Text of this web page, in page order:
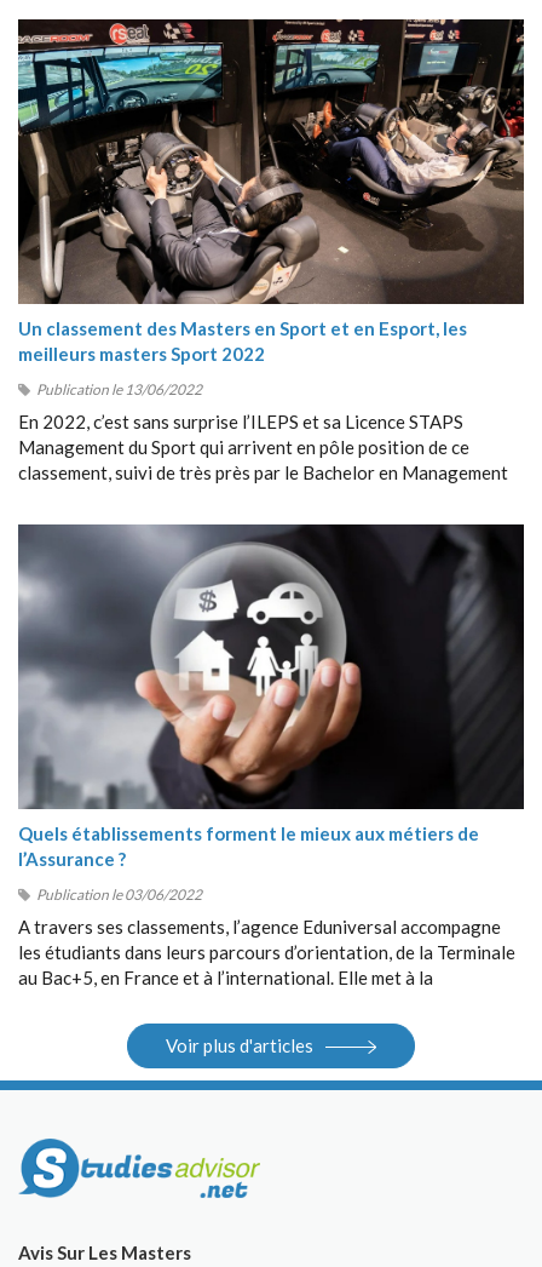
Un classement des Masters en Sport et en Esport, les
meilleurs masters Sport 2022
Publication le 13/06/2022
En 2022, c’est sans surprise l’ILEPS et sa Licence STAPS
Management du Sport qui arrivent en pôle position de ce
classement, suivi de très près par le Bachelor en Management
Quels établissements forment le mieux aux métiers de
l’Assurance ?
Publication le 03/06/2022
A travers ses classements, l’agence Eduniversal accompagne
les étudiants dans leurs parcours d’orientation, de la Terminale
au Bac+5, en France et à l’international. Elle met à la
Internet, salons.
Voir plus d'articles
Avis Sur Les Masters